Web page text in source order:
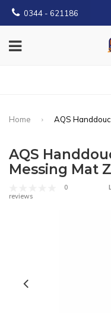
0344 - 621186
Home
AQS
AQS
Messing Mat
0
reviews